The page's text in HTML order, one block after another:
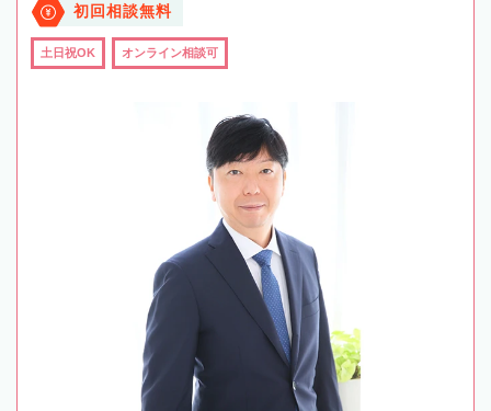
初回相談無料
土日祝OK オンライン相談可